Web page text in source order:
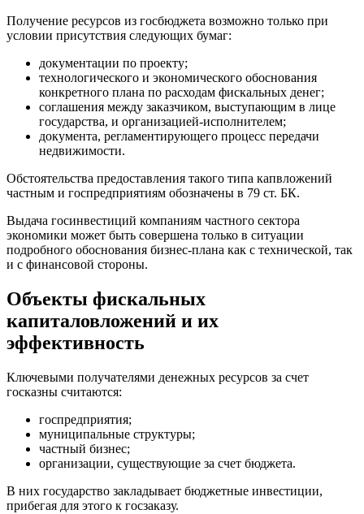
Получение ресурсов из госбюджета возможно только при
условии присутствия следующих бумаг:
документации по проекту;
технологического и экономического обоснования
конкретного плана по расходам фискальных денег;
соглашения между заказчиком, выступающим в лице
государства, и организацией-исполнителем;
документа, регламентирующего процесс передачи
недвижимости.
Обстоятельства предоставления такого типа капвложений
частным и госпредприятиям обозначены в 79 ст. БК.
Выдача госинвестиций компаниям частного сектора
экономики может быть совершена только в ситуации
подробного обоснования бизнес-плана как с технической, так
и с финансовой стороны.
Объекты фискальных
капиталовложений и их
эффективность
Ключевыми получателями денежных ресурсов за счет
госказны считаются:
госпредприятия;
муниципальные структуры;
частный бизнес;
организации, существующие за счет бюджета.
В них государство закладывает бюджетные инвестиции,
прибегая для этого к госзаказу.